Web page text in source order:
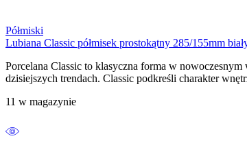
Półmiski
Lubiana Classic półmisek prostokątny 285/155mm
Porcelana Classic to klasyczna forma w
dzisiejszych trendach. Classic podkreśli charakter
11 w magazynie